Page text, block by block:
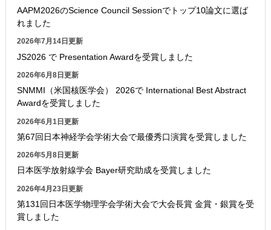
AAPM2026のScience Council Sessionでトップ10論文に選ば
れました
2026年7月14日更新
JS2026 で Presentation Awardを受賞しました
2026年6月8日更新
SNMMI（米国核医学会） 2026で International Best Abstract
Awardを受賞しました
2026年6月1日更新
第67回日本神経学会学術大会で最優秀口演賞を受賞しました
2026年5月8日更新
日本医学放射線学会 Bayer研究助成を受賞しました
2026年4月23日更新
第131回日本医学物理学会学術大会で大会長賞 金賞・銀賞を受
賞しました